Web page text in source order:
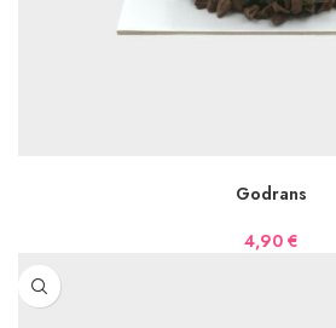
Godrans
4,90 €